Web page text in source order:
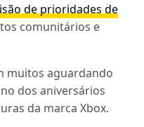
de prioridades de
comunitários e
muitos aguardando
dos aniversários
da marca Xbox.